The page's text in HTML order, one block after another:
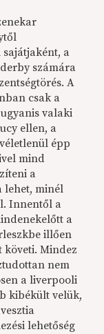
sajátjaként, a
számára
A
csak a
valaki
ellen, a
épp
mind
a
lehet, minél
Innentől a
a
illően
követi. Mindez
nem
a liverpooli
kibékült velük,
lehetőség